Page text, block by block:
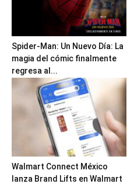
Spider-Man: Un Nuevo Día: La
magia del cómic finalmente
regresa al...
Walmart Connect México
lanza Brand Lifts en Walmart